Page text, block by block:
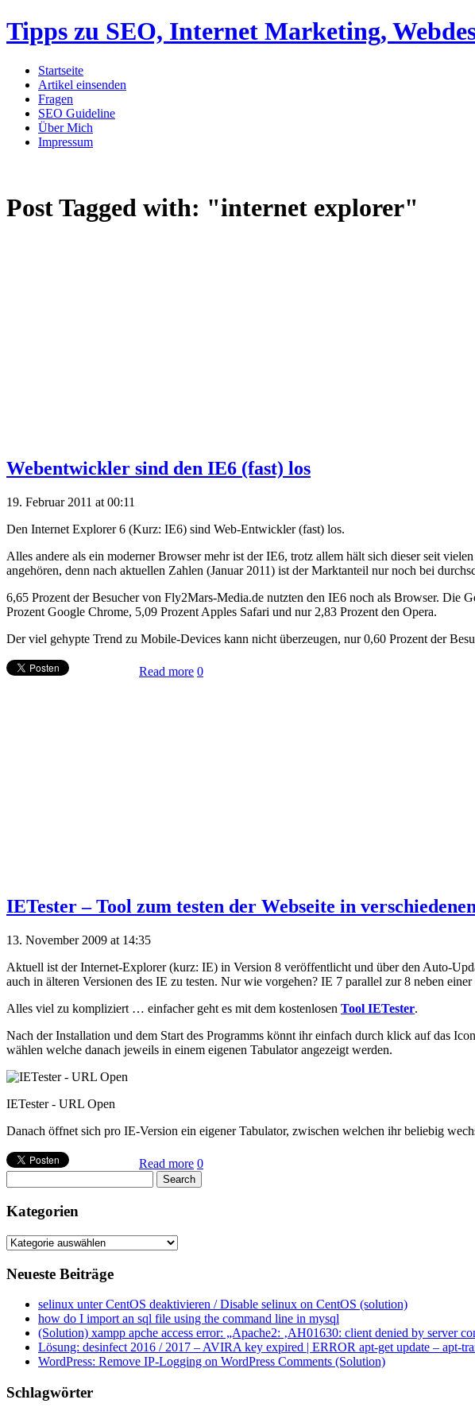
Tipps zu SEO, Internet Marketing,
Startseite
Artikel einsenden
Fragen
SEO Guideline
Über Mich
Impressum
Post Tagged with: "internet explorer"
Webentwickler sind den IE6 (fast) los
19. Februar 2011 at 00:11
Den Internet Explorer 6 (Kurz: IE6) sind Web-Entwickler (fast) los.
Alles andere als ein moderner Browser mehr ist der IE6, trotz allem hält sich dieser seit
angehören, denn nach aktuellen Zahlen (Januar 2011) ist der Marktanteil nur noch bei
6,65 Prozent der Besucher von Fly2Mars-Media.de nutzten den IE6 noch als Browser. Die
Prozent Google Chrome, 5,09 Prozent Apples Safari und nur 2,83 Prozent den Opera.
Der viel gehypte Trend zu Mobile-Devices kann nicht überzeugen, nur 0,60 Prozent der
Read more 0
IETester – Tool zum testen der Webseite in
13. November 2009 at 14:35
Aktuell ist der Internet-Explorer (kurz: IE) in Version 8 veröffentlicht und über den Auto-
auch in älteren Versionen des IE zu testen. Nur wie vorgehen? IE 7 parallel zur 8 neben
Alles viel zu kompliziert … einfacher geht es mit dem kostenlosen Tool IETester.
Nach der Installation und dem Start des Programms könnt ihr einfach durch klick auf das
wählen welche danach jeweils in einem eigenen Tabulator angezeigt werden.
IETester - URL Open
Danach öffnet sich pro IE-Version ein eigener Tabulator, zwischen welchen ihr beliebig
Read more 0
Kategorien
Kategorien
Neueste Beiträge
selinux unter CentOS deaktivieren / Disable selinux on CentOS (solution)
how do I import an sql file using the command line in mysql
(Solution) xampp apche access error: „Apache2: ‚AH01630: client denied by server
Lösung: desinfect 2016 / 2017 – AVIRA key expired | ERROR apt-get update – apt-
WordPress: Remove IP-Logging on WordPress Comments (Solution)
Schlagwörter